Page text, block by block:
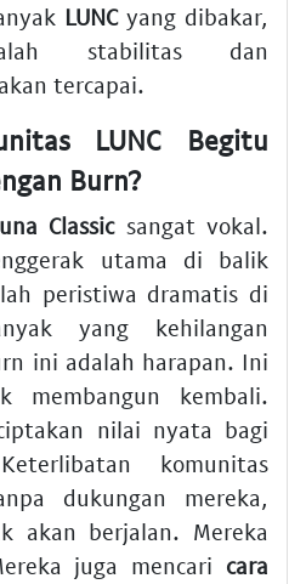
LUNCyang dibakar,
stabilitas dan
tercapai.
LUNC Begitu
Burn?
Classicsangat vokal.
utama di balik
peristiwa dramatis di
yang kehilangan
ini adalah harapan. Ini
membangun kembali.
nilai nyata bagi
komunitas
dukungan mereka,
akan berjalan. Mereka
juga mencari cara